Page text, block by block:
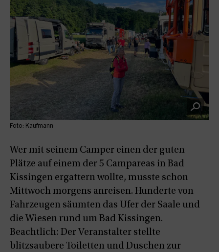
Wer mit seinem Camper einen der guten
Plätze auf einem der 5 Campareas in Bad
Kissingen ergattern wollte, musste schon
Mittwoch morgens anreisen. Hunderte von
Fahrzeugen säumten das Ufer der Saale und
die Wiesen rund um Bad Kissingen.
Beachtlich: Der Veranstalter stellte
blitzsaubere Toiletten und Duschen zur
Foto: Kaufmann